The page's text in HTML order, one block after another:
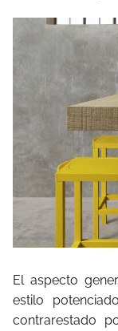
El aspecto
estilo
contrarestado